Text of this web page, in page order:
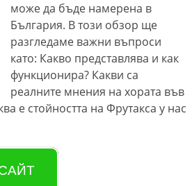
може да бъде намерена в
България. В този обзор ще
разгледаме важни въпроси
като: Какво представлява и как
функционира? Какви са
реалните мнения на хората във
е стойността на Фрутакса у нас